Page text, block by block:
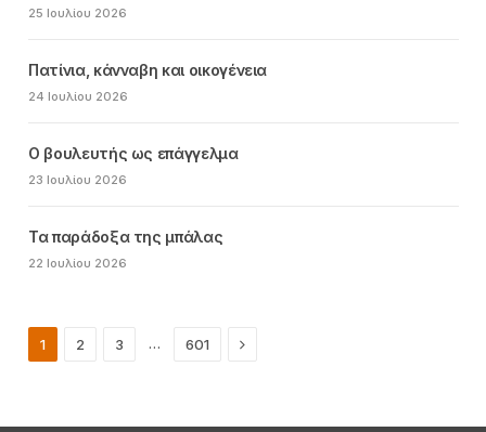
25 Ιουλίου 2026
Πατίνια, κάνναβη και οικογένεια
24 Ιουλίου 2026
Ο βουλευτής ως επάγγελμα
23 Ιουλίου 2026
Τα παράδοξα της μπάλας
22 Ιουλίου 2026
1 2 3 … 601 Next